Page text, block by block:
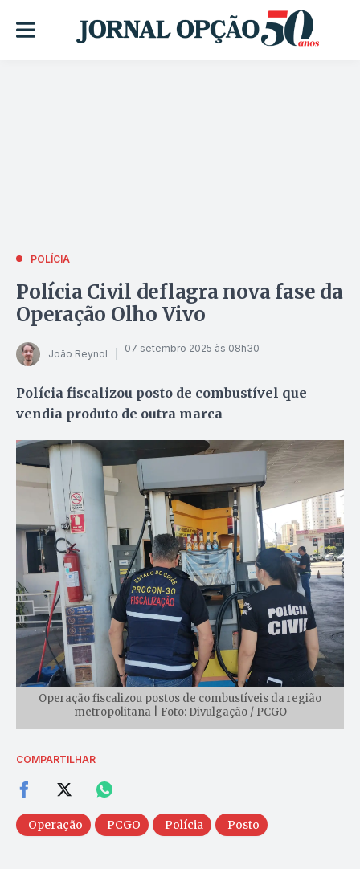
POLÍCIA
Polícia Civil deflagra nova fase da
Operação Olho Vivo
João Reynol 07 setembro 2025 às 08h30
Polícia fiscalizou posto de combustível que
vendia produto de outra marca
Operação fiscalizou postos de combustíveis da região
metropolitana | Foto: Divulgação / PCGO
COMPARTILHAR
Operação PCGO Polícia Posto